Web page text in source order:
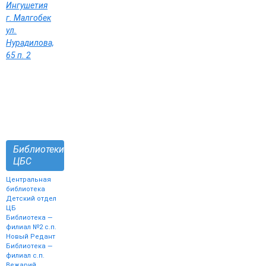
Ингушетия
г. Малгобек
ул.
Нурадилова,
65 п. 2
Библиотеки
ЦБС
Центральная
библиотека
Детский отдел
ЦБ
Библиотека —
филиал №2 с.п.
Новый Редант
Библиотека —
филиал с.п.